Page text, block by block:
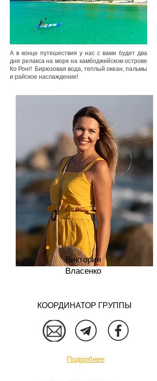
А в конце путешествия у нас с вами будет два
дня релакса на море на камбоджийском острове
Ко Ронг! Бирюзовая вода, теплый океан, пальмы
и райское наслаждение!
Виктория
Власенко
КООРДИНАТОР ГРУППЫ
Подробнее